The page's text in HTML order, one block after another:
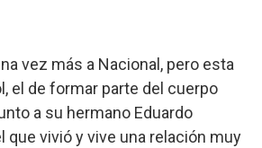
vez más a Nacional, pero esta
el de formar parte del cuerpo
a su hermano Eduardo
que vivió y vive una relación muy